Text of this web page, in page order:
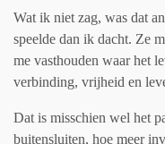
Wat ik niet zag, was dat
speelde dan ik dacht. Ze
me vasthouden waar het
verbinding, vrijheid en
Dat is misschien wel het
buitensluiten, hoe meer